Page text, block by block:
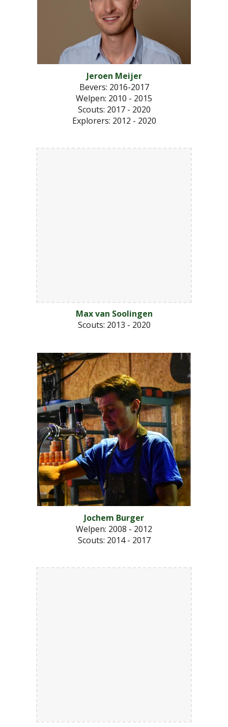
Jeroen Meijer
Bevers: 2016-2017
Welpen: 2010 - 2015
Scouts: 2017 - 2020
Explorers: 2012 - 2020
Max van Soolingen
Scouts: 2013 - 2020
Jochem Burger
Welpen: 2008 - 2012
Scouts: 2014 - 2017